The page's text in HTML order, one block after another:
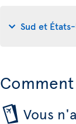
Sud et
Vous